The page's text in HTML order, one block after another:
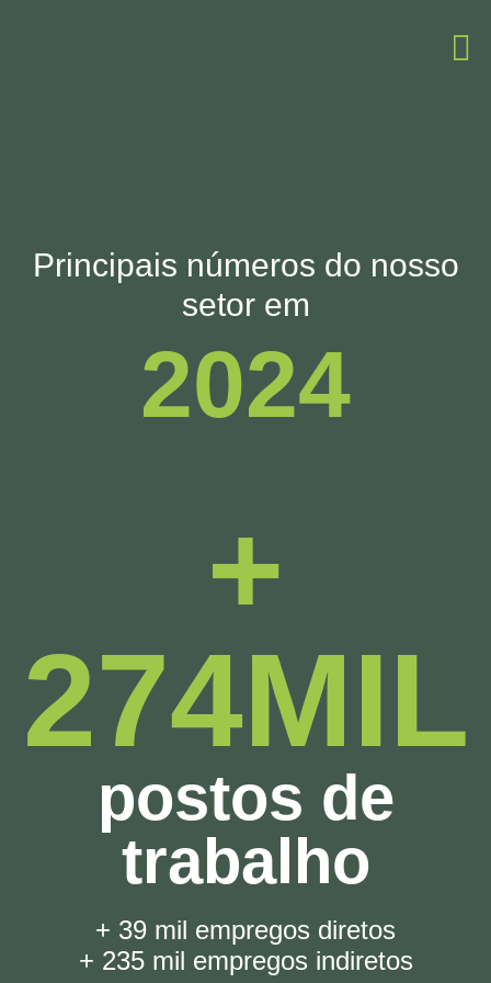
Principais números do nosso
setor em
2024
+
274MIL
postos de
trabalho
+ 39 mil empregos diretos
+ 235 mil empregos indiretos